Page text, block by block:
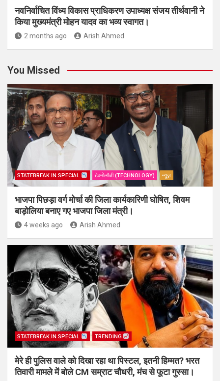
नवनिर्वाचित विंध्य विकास प्राधिकरण उपाध्यक्ष संजय तीर्थवानी ने
किया मुख्यमंत्री मोहन यादव का भव्य स्वागत।
2 months ago Arish Ahmed
You Missed
STATEBREAK.IN SPECIAL टेक्नोलॉजी (TECHNOLOGY) न्यूज़
भाजपा पिछड़ा वर्ग मोर्चा की जिला कार्यकारिणी घोषित, शिवम
बाड़ोलिया बनाए गए भाजपा जिला मंत्री।
4 weeks ago Arish Ahmed
STATEBREAK.IN SPECIAL TRENDING
मेरे ही पुलिस वाले को दिखा रहा था पिस्टल, इतनी हिम्मत? भरत
तिवारी मामले में बोले CM सम्राट चौधरी, मंच से फूटा गुस्सा।